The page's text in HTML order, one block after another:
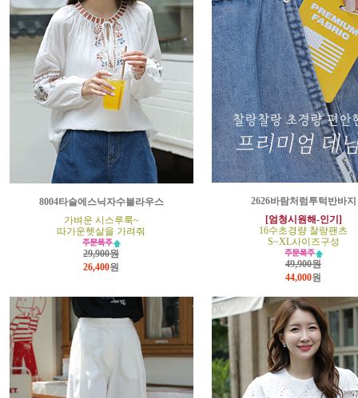
8004타슬에스닉자수블라우스
가벼운 시스루룩~
따가운햇살을 가려줘
29,900원
26,400원
2626바람처럼투턱반바지
[엄청시원해-인기]
16수초경량 찰랑팬츠
S~XL사이즈구성
49,900원
44,000원